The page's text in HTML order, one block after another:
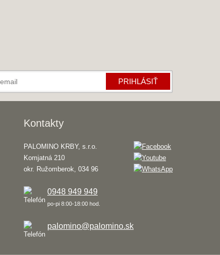
PRIHLÁSIŤ
Kontakty
PALOMINO KRBY, s.r.o.
Komjatná 210
okr. Ružomberok, 034 96
0948 949 949
po-pi 8:00-18:00 hod.
palomino@palomino.sk